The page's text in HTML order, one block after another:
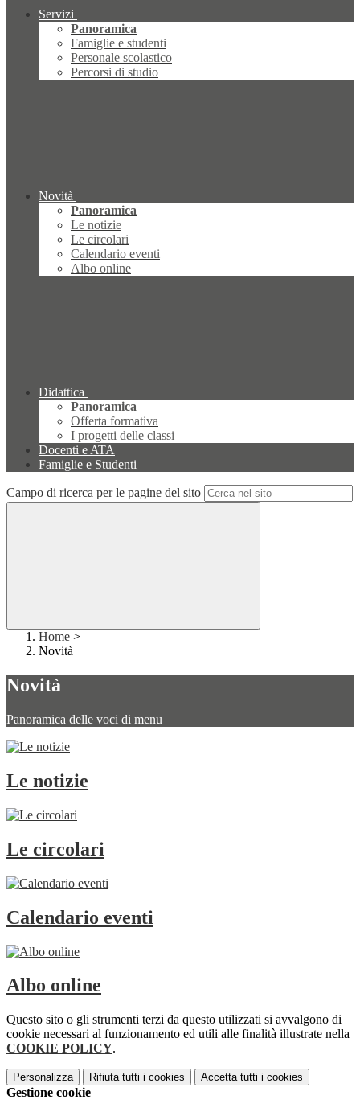
Servizi
Panoramica
Famiglie e studenti
Personale scolastico
Percorsi di studio
Novità
Panoramica
Le notizie
Le circolari
Calendario eventi
Albo online
Didattica
Panoramica
Offerta formativa
I progetti delle classi
Docenti e ATA
Famiglie e Studenti
Campo di ricerca per le pagine del sito
Home >
Novità
Novità
Panoramica delle voci di menu
Le notizie
Le circolari
Calendario eventi
Albo online
Questo sito o gli strumenti terzi da questo utilizzati si avvalgono di
cookie necessari al funzionamento ed utili alle finalità illustrate nella
COOKIE POLICY.
Personalizza Rifiuta tutti i cookies Accetta tutti i cookies
Gestione cookie